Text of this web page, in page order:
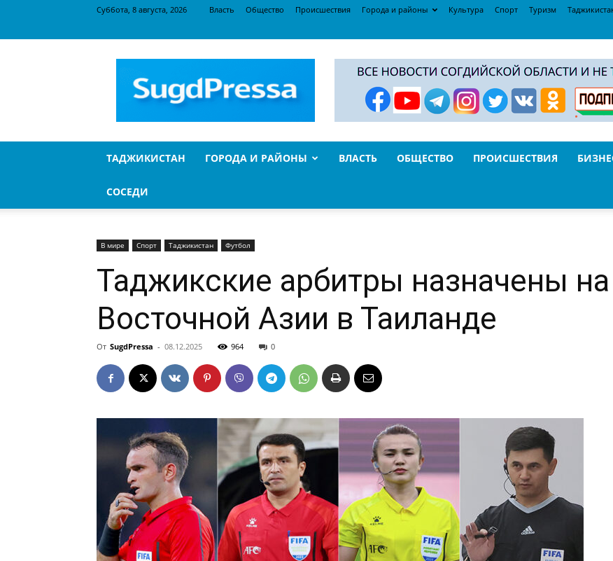
Суббота, 8 августа, 2026 Власть Общество Происшествия Города и районы Культура Спорт Туризм
ТАДЖИКИСТАН ГОРОДА И РАЙОНЫ ВЛАСТЬ ОБЩЕСТВО ПРОИСШЕСТВИЯ
СОСЕДИ
В мире Спорт Таджикистан Футбол
Таджикские арбитры назначены
Восточной Азии в Таиланде
От SugdPressa - 08.12.2025 964 0